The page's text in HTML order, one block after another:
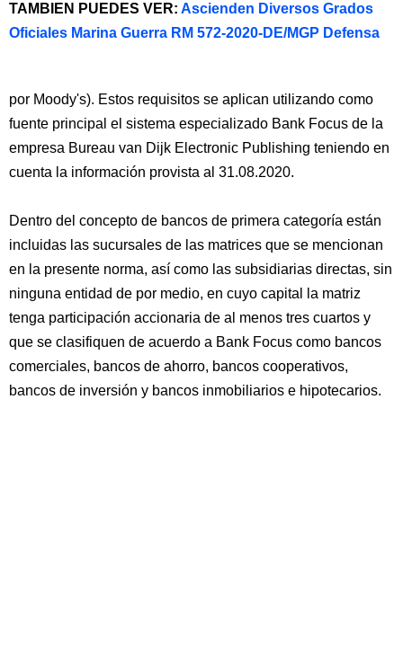
TAMBIEN PUEDES VER: Ascienden Diversos Grados
Oficiales Marina Guerra RM 572-2020-DE/MGP Defensa
por Moody's). Estos requisitos se aplican utilizando como
fuente principal el sistema especializado Bank Focus de la
empresa Bureau van Dijk Electronic Publishing teniendo en
cuenta la información provista al 31.08.2020.
Dentro del concepto de bancos de primera categoría están
incluidas las sucursales de las matrices que se mencionan
en la presente norma, así como las subsidiarias directas, sin
ninguna entidad de por medio, en cuyo capital la matriz
tenga participación accionaria de al menos tres cuartos y
que se clasifiquen de acuerdo a Bank Focus como bancos
comerciales, bancos de ahorro, bancos cooperativos,
bancos de inversión y bancos inmobiliarios e hipotecarios.